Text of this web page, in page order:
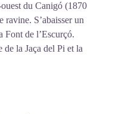
du Canigó (1870
S’abaisser un
Font de l’Escurçó.
la Jaça del Pi et la